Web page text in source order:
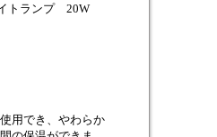
トランプ 20W
用でき、やわらか